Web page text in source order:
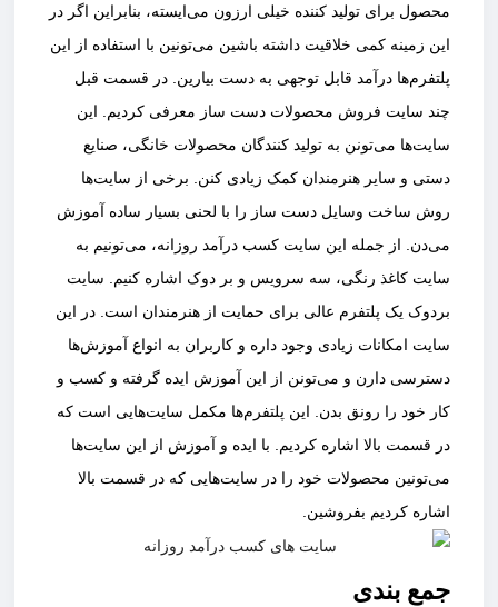
محصول برای تولید کننده خیلی ارزون می‌ایسته، بنابراین اگر در
این زمینه کمی خلاقیت داشته باشین می‌تونین با استفاده از این
پلتفرم‌ها درآمد قابل توجهی به دست بیارین. در قسمت قبل
چند سایت فروش محصولات دست ساز معرفی کردیم‌. این
سایت‌ها می‌تونن به تولید کنندگان محصولات خانگی، صنایع
دستی و سایر هنرمندان کمک زیادی کنن. برخی از سایت‌ها
روش ساخت وسایل دست ساز را با لحنی بسیار ساده آموزش
می‌دن. از جمله این سایت کسب درآمد روزانه، می‌تونیم به
سایت کاغذ رنگی، سه سرویس و بر دوک اشاره کنیم. سایت
بردوک یک پلتفرم عالی برای حمایت از هنرمندان است. در این
سایت امکانات زیادی وجود داره و کاربران به انواع آموزش‌ها
دسترسی دارن و می‌تونن از این آموزش ایده گرفته و کسب و
کار خود را رونق بدن. این پلتفرم‌ها مکمل سایت‌هایی است که
در قسمت بالا اشاره کردیم. با ایده و آموزش از این سایت‌ها
می‌تونین محصولات خود را در سایت‌هایی که در قسمت بالا
اشاره کردیم بفروشین.
جمع بندی